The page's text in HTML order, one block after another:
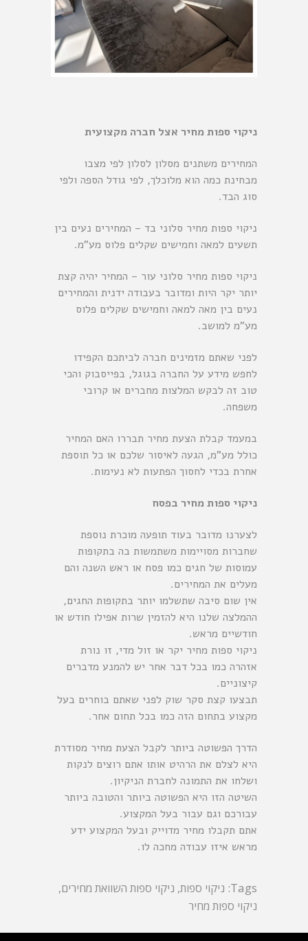
ניקוי ספות מחיר אצל חברה מקצועית
המחירים משתנים מסלון לסלון לפי מצבו
מבחינת כמה הוא מלוכלך, לפי גודל הספה ולפי
סוג הבד.
ניקוי ספות מחיר סלוני בד – המחירים נעים בין
תשעים למאה וחמישים שקלים פלוס מע”מ.
ניקוי ספות מחיר סלוני עור – המחיר יהיה קצת
יותר יקר היות ומדובר בעבודה ידנית והמחירים
נעים בין מאה למאה וחמישים שקלים פלוס
מע”מ למושב.
לפני שאתם מזמינים חברה לביתכם הקפידו
לחפש מידע על החברה בגוגל, בפייסבוק והכי
טוב זה לבקש המלצות מחברים או קרובי
משפחה.
במעמד קבלת הצעת מחיר תבררו האם המחיר
כולל מע”מ, הגעה לאיסור שלכם או כל תוספת
אחרת בכדי לחסוך הפתעות לא נעימות.
ניקוי ספות מחיר בפסח
לצערנו מדובר בעוד תופעה מוכרת נוספת
שחברות מסויימות משתמשות בה בתקופות
עמוסות של חגים כמו פסח או ראש השנה והם
מעלים את המחירים.
אין שום סיבה שתשלמו יותר בתקופות החגים,
ההמלצה שלנו היא להזמין שרות אפילו חודש או
חודשיים מראש.
ניקוי ספות מחיר יקר או זול מדי, זו נורת
אזהרה כמו בכל דבר אחר יש להמנע מדברים
קיצוניים.
תבצעו קצת סקר שוק לפני שאתם בוחרים בעל
מקצוע בתחום הזה כמו בכל תחום אחר.
הדרך הפשוטה ביותר לקבל הצעת מחיר מסודרת
היא לצלם את הרהיט אותו אתם רוצים לנקות
ושלחו את התמונה לחברת הניקיון.
השיטה הזו היא הפשוטה ביותר והטובה ביותר
עבורכם וגם עבור בעל המקצוע.
אתם תקבלו מחיר מדוייק ובעל המקצוע ידע
מראש איזו עבודה מחכה לו.
Tags: ניקוי ספות, ניקוי ספות השוואת מחירים,
ניקוי ספות מחיר